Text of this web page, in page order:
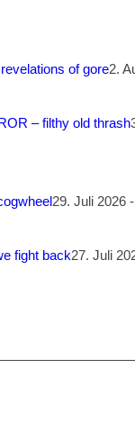
of gore2.
– filthy old thrash
29. Juli 2026
fight back27. Juli